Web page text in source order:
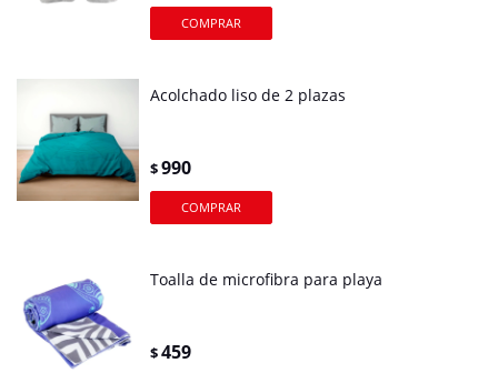
Acolchado liso de 2 plazas
$990
Toalla de microfibra para playa
$459